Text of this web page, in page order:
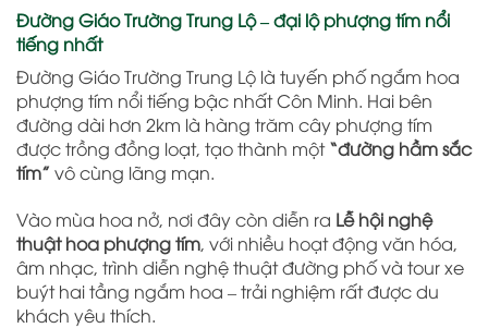
Đường Giáo Trường Trung Lộ – đại lộ phượng tím nổi
tiếng nhất
Đường Giáo Trường Trung Lộ là tuyến phố ngắm hoa
phượng tím nổi tiếng bậc nhất Côn Minh. Hai bên
đường dài hơn 2km là hàng trăm cây phượng tím
được trồng đồng loạt, tạo thành một“đường hầm sắc
tím” vô cùng lãng mạn.
Vào mùa hoa nở, nơi đây còn diễn ra Lễ hội nghệ
thuật hoa phượng tím, với nhiều hoạt động văn hóa,
âm nhạc, trình diễn nghệ thuật đường phố và tour xe
buýt hai tầng ngắm hoa – trải nghiệm rất được du
khách yêu thích.